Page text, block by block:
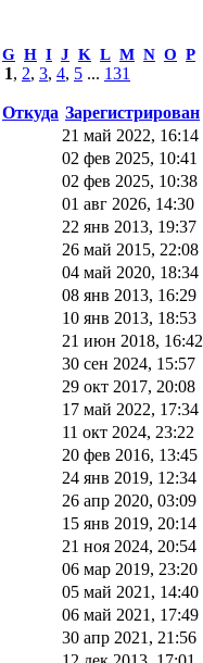
G H I J K L M N O P
1, 2, 3, 4, 5 ... 131
Откуда Зарегистрирован
21 май 2022, 16:14
02 фев 2025, 10:41
02 фев 2025, 10:38
01 авг 2026, 14:30
22 янв 2013, 19:37
26 май 2015, 22:08
04 май 2020, 18:34
08 янв 2013, 16:29
10 янв 2013, 18:53
21 июн 2018, 16:42
30 сен 2024, 15:57
29 окт 2017, 20:08
17 май 2022, 17:34
11 окт 2024, 23:22
20 фев 2016, 13:45
24 янв 2019, 12:34
26 апр 2020, 03:09
15 янв 2019, 20:14
21 ноя 2024, 20:54
06 мар 2019, 23:20
05 май 2021, 14:40
06 май 2021, 17:49
30 апр 2021, 21:56